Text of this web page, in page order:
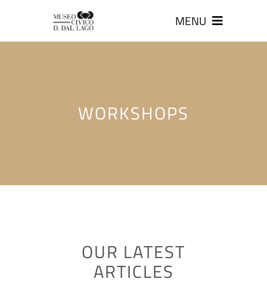
MENU
WORKSHOPS
OUR LATEST
ARTICLES